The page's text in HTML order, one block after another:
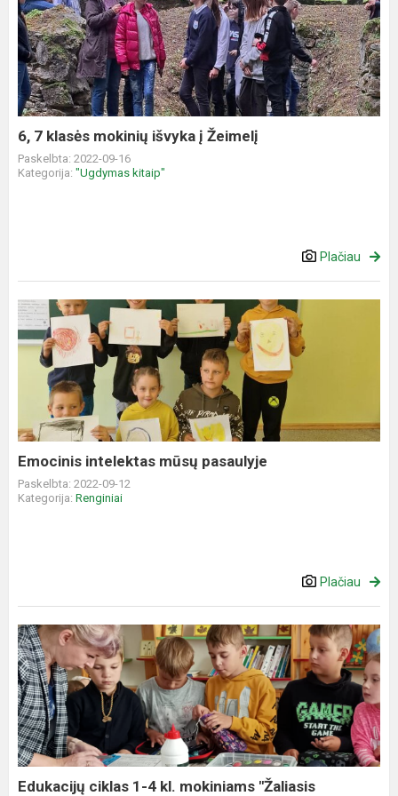
7
klasės
mokinių
išvyka
į
Žeimelį
6, 7 klasės mokinių išvyka į Žeimelį
Paskelbta: 2022-09-16
Kategorija: "Ugdymas kitaip"
Plačiau
Emocinis
intelektas
mūsų
pasaulyje
Emocinis intelektas mūsų pasaulyje
Paskelbta: 2022-09-12
Kategorija: Renginiai
Plačiau
Edukacijų
ciklas
1-
4
kl.
mokiniams
"Žaliasis
raštingumas"
Edukacijų ciklas 1-4 kl. mokiniams "Žaliasis